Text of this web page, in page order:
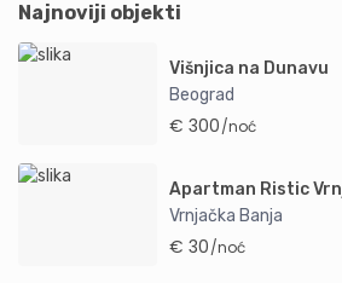
Najnoviji objekti
Višnjica na Dunavu
Beograd
€ 300/noć
Apartman Ristic
Vrnjačka Banja
€ 30/noć